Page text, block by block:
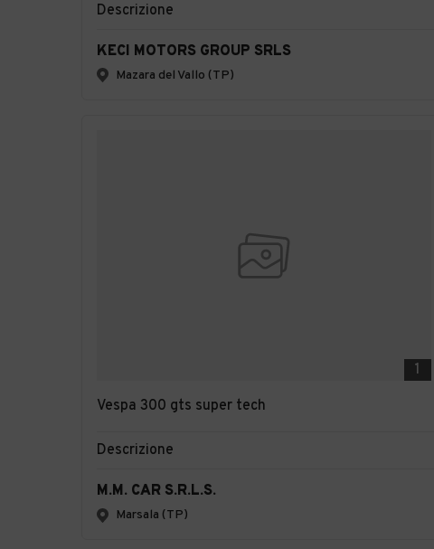
Descrizione
KECI MOTORS GROUP SRLS
Mazara del Vallo (TP)
1
Vespa 300 gts super tech
Descrizione
M.M. CAR S.R.L.S.
Marsala (TP)